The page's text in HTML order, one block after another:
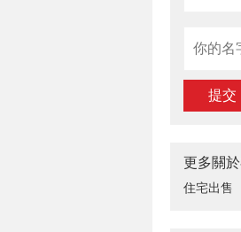
提交
更多關
住宅出售